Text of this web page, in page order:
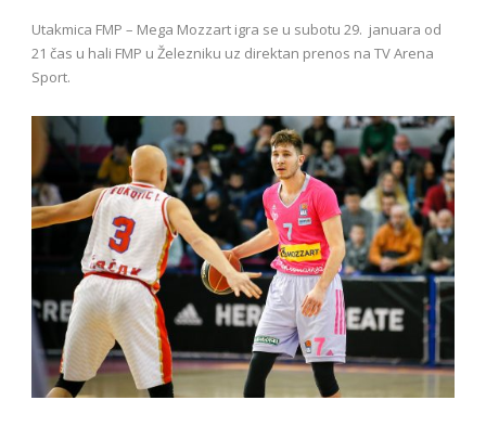
Utakmica FMP – Mega Mozzart igra se u subotu 29. januara od
21 čas u hali FMP u Železniku uz direktan prenos na TV Arena
Sport.